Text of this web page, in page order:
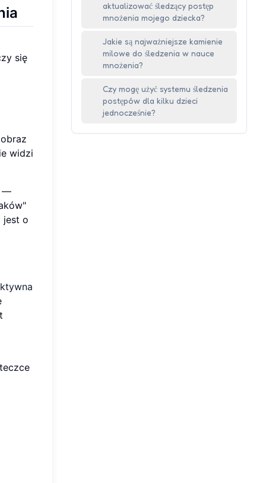
się
widzi
—
jest o
aktualizować śledzący postęp
mnożenia mojego dziecka?
Jakie są najważniejsze kamienie
milowe do śledzenia w nauce
mnożenia?
Czy mogę użyć systemu śledzenia
postępów dla kilku dzieci
jednocześnie?